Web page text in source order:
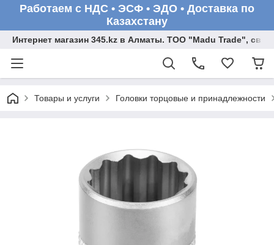
Работаем с НДС • ЭСФ • ЭДО • Доставка по
Казахстану
Интернет магазин 345.kz в Алматы. ТОО "Madu Trade",
Товары и услуги Головки торцовые и принадлежности